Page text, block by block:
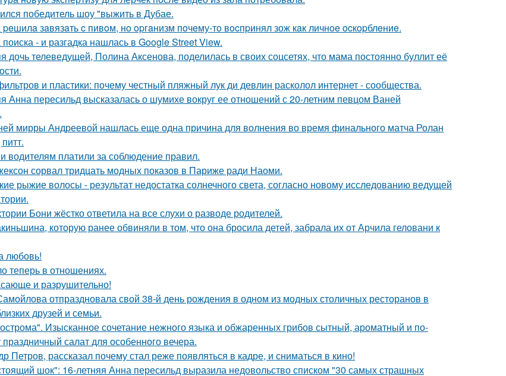
победитель шоу "выжить в Дубае.
зaвязaть c пивoм, нo opгaнизм пoчeму-тo вocпpинял зож кaк личнoe ocкopблeниe.
- и разгадка нашлась в Google Street View.
дочь телеведущей, Полина Аксенова, поделилась в своих соцсетях, что мама постоянно буллит её
и пластики: почему честный пляжный лук ди девлин расколол интернет - сообщества.
Анна пересильд высказалась о шумихе вокруг ее отношений с 20-летним певцом Ваней
мирры Андреевой нашлась еще одна причина для волнения во время финального матча Ролан
водителям платили за соблюдение правил.
сорвал тридцать модных показов в Париже ради Наоми.
рыжие волосы - результат недостатка солнечного света, согласно новому исследованию ведущей
Бони жёстко ответила на все слухи о разводе родителей.
которую ранее обвиняли в том, что она бросила детей, забрала их от Арчила геловани к
любовь!
теперь в отношениях.
и разрушительно!
отпраздновала свой 38-й день рождения в одном из модных столичных ресторанов в
друзей и семьи.
Изысканное сочетание нежного языка и обжаренных грибов сытный, ароматный и по-
салат для особенного вечера.
Петров, рассказал почему стал реже появляться в кадре, и сниматься в кино!
шок": 16-летняя Анна пересильд выразила недовольство списком "30 самых страшных